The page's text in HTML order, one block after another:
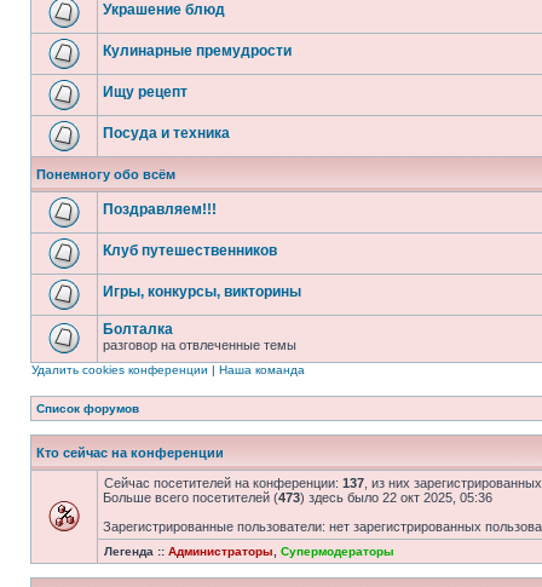
Украшение блюд
Кулинарные премудрости
Ищу рецепт
Посуда и техника
Понемногу обо всём
Поздравляем!!!
Клуб путешественников
Игры, конкурсы, викторины
Болталка
разговор на отвлеченные темы
Удалить cookies конференции | Наша команда
Список форумов
Кто сейчас на конференции
Сейчас посетителей на конференции: 137 , из них
Больше всего посетителей (473) здесь было 22 окт 2025, 05:36
Зарегистрированные пользователи: нет зарегистрированных
Легенда :: Администраторы Супермодераторы